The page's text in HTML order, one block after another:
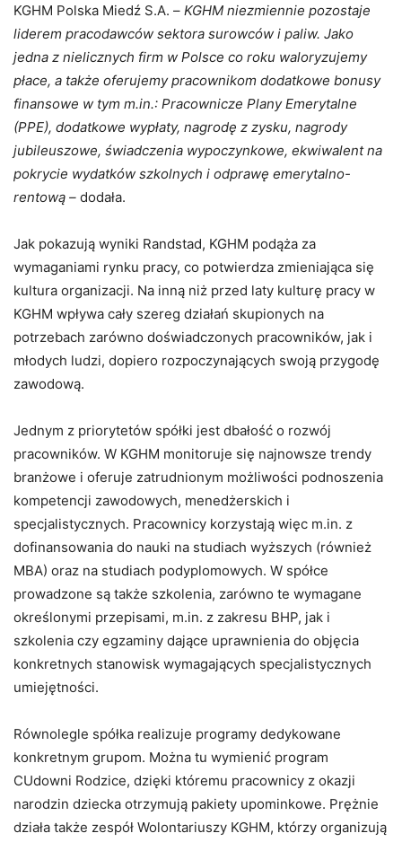
KGHM Polska Miedź S.A. – KGHM niezmiennie pozostaje
liderem pracodawców sektora surowców i paliw. Jako
jedna z nielicznych firm w Polsce co roku waloryzujemy
płace, a także oferujemy pracownikom dodatkowe bonusy
finansowe w tym m.in.: Pracownicze Plany Emerytalne
(PPE), dodatkowe wypłaty, nagrodę z zysku, nagrody
jubileuszowe, świadczenia wypoczynkowe, ekwiwalent na
pokrycie wydatków szkolnych i odprawę emerytalno-
rentową – dodała.
Jak pokazują wyniki Randstad, KGHM podąża za
wymaganiami rynku pracy, co potwierdza zmieniająca się
kultura organizacji. Na inną niż przed laty kulturę pracy w
KGHM wpływa cały szereg działań skupionych na
potrzebach zarówno doświadczonych pracowników, jak i
młodych ludzi, dopiero rozpoczynających swoją przygodę
zawodową.
Jednym z priorytetów spółki jest dbałość o rozwój
pracowników. W KGHM monitoruje się najnowsze trendy
branżowe i oferuje zatrudnionym możliwości podnoszenia
kompetencji zawodowych, menedżerskich i
specjalistycznych. Pracownicy korzystają więc m.in. z
dofinansowania do nauki na studiach wyższych (również
MBA) oraz na studiach podyplomowych. W spółce
prowadzone są także szkolenia, zarówno te wymagane
określonymi przepisami, m.in. z zakresu BHP, jak i
szkolenia czy egzaminy dające uprawnienia do objęcia
konkretnych stanowisk wymagających specjalistycznych
umiejętności.
Równolegle spółka realizuje programy dedykowane
konkretnym grupom. Można tu wymienić program
CUdowni Rodzice, dzięki któremu pracownicy z okazji
narodzin dziecka otrzymują pakiety upominkowe. Prężnie
działa także zespół Wolontariuszy KGHM, którzy organizują